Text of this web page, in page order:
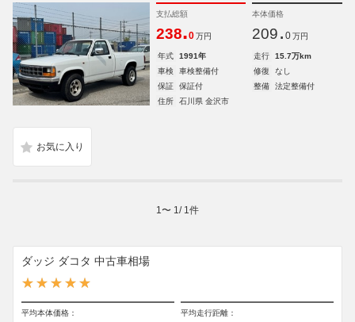
支払総額
238.0 万円
本体価格
209. 0 万円
年式 1991年 走行
15.7万km
車検
車検整備付 修復
なし
保証
保証付 整備
法定整備付
住所
石川県 金沢市
1 〜 1 / 1 件
ダッジ ダコタ 中古車相場
平均本体価格： 平均走行距離：